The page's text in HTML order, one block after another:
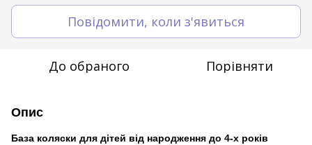
Повідомити, коли з'явиться
До обраного Порівняти
Опис
База коляски для дітей від народження до 4-х років